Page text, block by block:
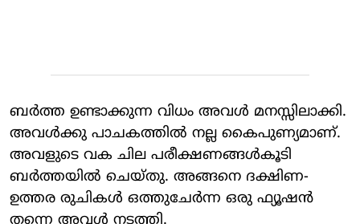
ബര്‍ത്ത ഉണ്ടാക്കുന്ന വിധം അവള്‍ മനസ്സിലാക്കി.
അവള്‍ക്കു പാചകത്തില്‍ നല്ല കൈപുണ്യമാണ്.
അവളുടെ വക ചില പരീക്ഷണങ്ങള്‍കൂടി
ബര്‍ത്തയില്‍ ചെയ്തു. അങ്ങനെ ദക്ഷിണ-
ഉത്തര രുചികള്‍ ഒത്തുചേര്‍ന്ന ഒരു ഫ്യൂഷന്‍